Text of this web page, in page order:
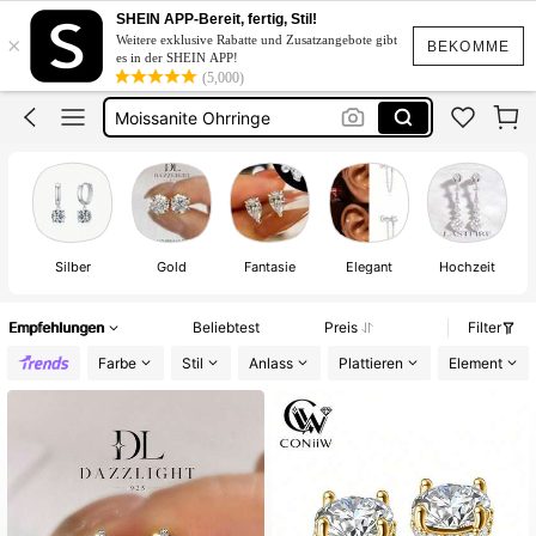
BEKOMME
×
SHEIN APP-Bereit, fertig, Stil!
Weitere exklusive Rabatte und Zusatzangebote gibt
es in der SHEIN APP!
(5,000)
Moissanit Schmuck
Moissanite
Moissanite Ohrringe
Xujia
Moissanit Schmuck
Silber Gold Fantasie Elegant Hochzeit
Empfehlungen Beliebtest Preis
Filter
Farbe
Stil Anlass Plattieren Element